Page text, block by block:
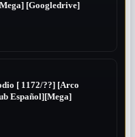
[Googledrive]
[ 1172/??] [Arco
Español][Mega]